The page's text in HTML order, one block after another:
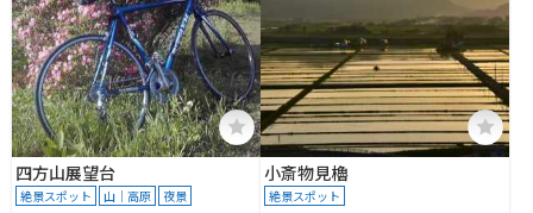
四方山展望台
絶景スポット 山｜高原 夜景
小斎物見櫓
絶景スポット